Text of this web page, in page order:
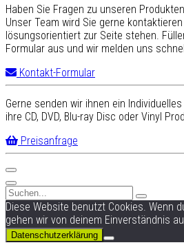
Haben Sie Fragen zu unseren
Unser Team wird Sie gerne
lösungsorientiert zur Seite stehen.
Formular aus und wir melden uns
Kontakt-Formular
Gerne senden wir ihnen ein
ihre CD, DVD, Blu-ray Disc oder Vinyl
Preisanfrage
Diese Website benutzt Cookies. Wenn
gehen wir von deinem Einverständnis
Datenschutzerklärung